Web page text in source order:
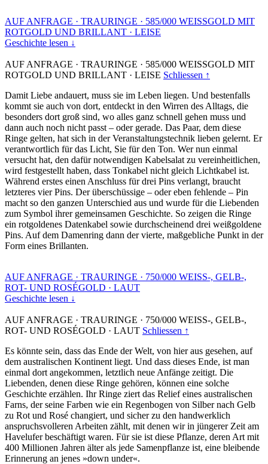
AUF ANFRAGE · TRAURINGE · 585/000 WEISSGOLD MIT
ROTGOLD UND BRILLANT · LEISE
Geschichte lesen ↓
AUF ANFRAGE · TRAURINGE · 585/000 WEISSGOLD MIT
ROTGOLD UND BRILLANT · LEISE Schliessen ↑
Damit Liebe andauert, muss sie im Leben liegen. Und bestenfalls
kommt sie auch von dort, entdeckt in den Wirren des Alltags, die
besonders dort groß sind, wo alles ganz schnell gehen muss und
dann auch noch nicht passt – oder gerade. Das Paar, dem diese
Ringe gelten, hat sich in der Veranstaltungstechnik lieben gelernt. Er
verantwortlich für das Licht, Sie für den Ton. Wer nun einmal
versucht hat, den dafür notwendigen Kabelsalat zu vereinheitlichen,
wird festgestellt haben, dass Tonkabel nicht gleich Lichtkabel ist.
Während erstes einen Anschluss für drei Pins verlangt, braucht
letzteres vier Pins. Der überschüssige – oder eben fehlende – Pin
macht so den ganzen Unterschied aus und wurde für die Liebenden
zum Symbol ihrer gemeinsamen Geschichte. So zeigen die Ringe
ein rotgoldenes Datenkabel sowie durchscheinend drei weißgoldene
Pins. Auf dem Damenring dann der vierte, maßgebliche Punkt in der
Form eines Brillanten.
AUF ANFRAGE · TRAURINGE · 750/000 WEISS-, GELB-,
ROT- UND ROSÉGOLD · LAUT
Geschichte lesen ↓
AUF ANFRAGE · TRAURINGE · 750/000 WEISS-, GELB-,
ROT- UND ROSÉGOLD · LAUT Schliessen ↑
Es könnte sein, dass das Ende der Welt, von hier aus gesehen, auf
dem australischen Kontinent liegt. Und dass dieses Ende, ist man
einmal dort angekommen, letztlich neue Anfänge zeitigt. Die
Liebenden, denen diese Ringe gehören, können eine solche
Geschichte erzählen. Ihr Ringe ziert das Relief eines australischen
Farns, der seine Farben wie ein Regenbogen von Silber nach Gelb
zu Rot und Rosé changiert, und sicher zu den handwerklich
anspruchsvolleren Arbeiten zählt, mit denen wir in jüngerer Zeit am
Havelufer beschäftigt waren. Für sie ist diese Pflanze, deren Art mit
400 Millionen Jahren älter als jede Samenpflanze ist, eine bleibende
Erinnerung an jenes »down under«.